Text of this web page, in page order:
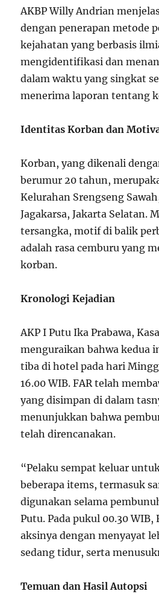
AKBP Willy Andrian
dengan penerapan metode
kejahatan yang berbasis
mengidentifikasi dan
dalam waktu yang singkat
menerima laporan tentang
Identitas Korban dan
Korban, yang dikenali
berumur 20 tahun,
Kelurahan Srengseng
Jagakarsa, Jakarta Selatan.
tersangka, motif di balik
adalah rasa cemburu yang
korban.
Kronologi Kejadian
AKP I Putu Ika Prabawa,
menguraikan bahwa kedua
tiba di hotel pada hari
16.00 WIB. FAR telah
yang disimpan di dalam
menunjukkan bahwa
telah direncanakan.
“Pelaku sempat keluar
beberapa items, termasuk
digunakan selama
Putu. Pada pukul 00.30 WIB,
aksinya dengan menyayat
sedang tidur, serta
Temuan dan Hasil Autopsi